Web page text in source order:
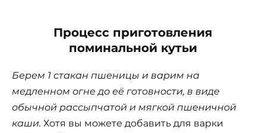
Процесс приготовления
поминальной кутьи
Берем 1 стакан пшеницы и варим на
медленном огне до её готовности, в виде
обычной рассыпчатой и мягкой пшеничной
каши. Хотя вы можете добавить для варки